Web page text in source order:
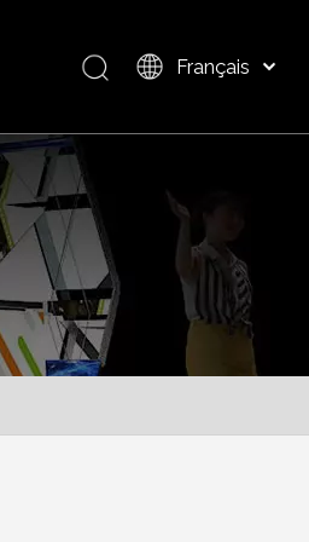
Français
العربية
日本語
Pусский
Nederlands
Português
Español
English